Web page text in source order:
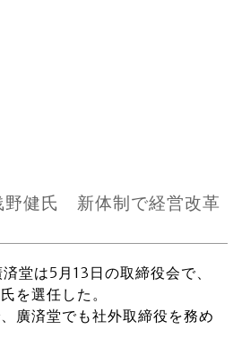
健氏 新体制で経営改革
堂は5月13日の取締役会で、
を選任した。
廣済堂でも社外取締役を務め